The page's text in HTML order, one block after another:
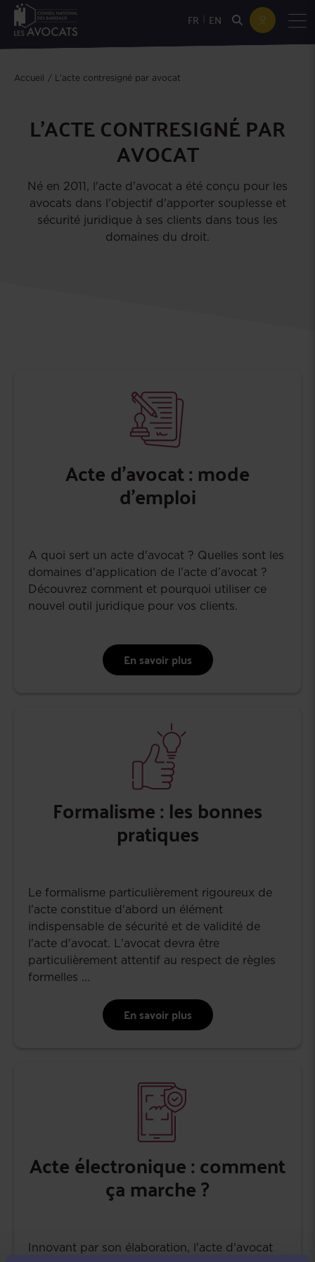
FR EN
Accueil L'acte contresigné par avocat
L'ACTE CONTRESIGNÉ PAR
AVOCAT
Né en 2011, l'acte d'avocat a été conçu pour les
avocats dans l'objectif d'apporter souplesse et
sécurité juridique à ses clients dans tous les
domaines du droit.
Acte d'avocat : mode
d'emploi
A quoi sert un acte d'avocat ? Quelles sont les
domaines d'application de l’acte d’avocat ?
Découvrez comment et pourquoi utiliser ce
nouvel outil juridique pour vos clients.
En savoir plus
Formalisme : les bonnes
pratiques
Le formalisme particulièrement rigoureux de
l'acte constitue d'abord un élément
indispensable de sécurité et de validité de
l'acte d'avocat. L'avocat devra être
particulièrement attentif au respect de règles
formelles ...
En savoir plus
Acte électronique : comment
ça marche ?
Innovant par son élaboration, l'acte d'avocat